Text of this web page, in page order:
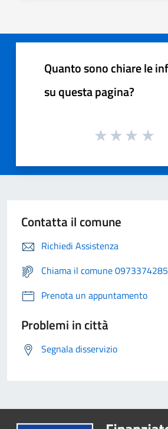
Quanto sono chiare le
su questa pagina?
Contatta il comune
Richiedi Assistenza
Chiama il comune 0973374285
Prenota un appuntamento
Problemi in città
Segnala disservizio